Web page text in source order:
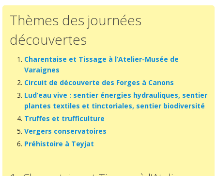
Thèmes des journées
découvertes
Charentaise et Tissage à l’Atelier-Musée de
Varaignes
Circuit de découverte des Forges à Canons
Lud’eau vive : sentier énergies hydrauliques, sentier
plantes textiles et tinctoriales, sentier biodiversité
Truffes et trufficulture
Vergers conservatoires
Préhistoire à Teyjat